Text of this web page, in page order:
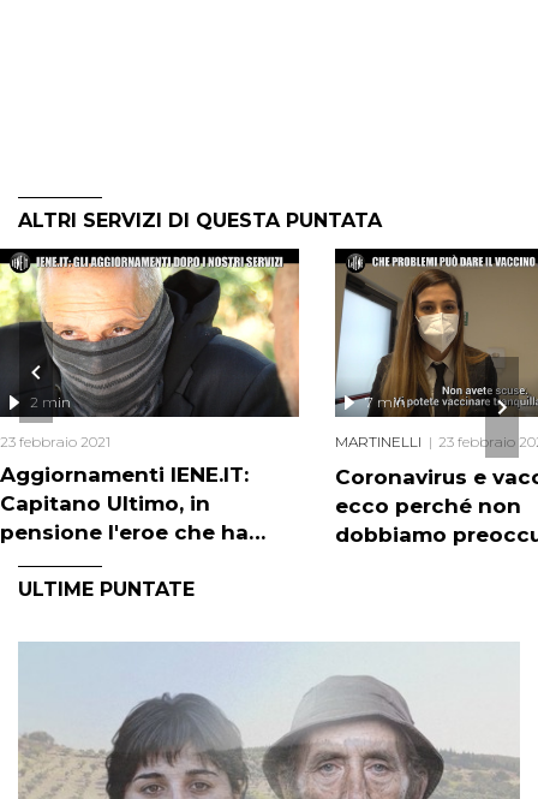
ALTRI SERVIZI DI QUESTA PUNTATA
Aggiornamenti IENE.IT:
Capitano Ultimo, in
pensione l'eroe che ha
messo le manette a Riina
2 min
23 febbraio 2021
Coronavirus e
ecco perché non
dobbiamo
7 min
MARTINELLI 23 febbraio
ULTIME PUNTATE